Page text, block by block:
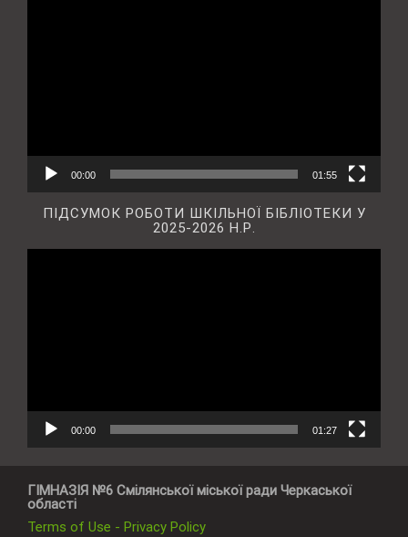
00:00 01:55
ПІДСУМОК РОБОТИ ШКІЛЬНОЇ БІБЛІОТЕКИ У
2025-2026 Н.Р.
00:00 01:27
ГІМНАЗІЯ №6 Смілянської міської ради Черкаської
області
Terms of Use - Privacy Policy